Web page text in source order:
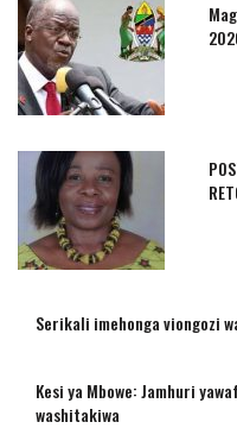
Serikali imehonga viongozi
Kesi ya Mbowe: Jamhuri
washitakiwa